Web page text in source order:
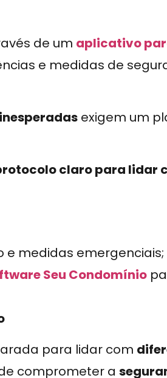
de um aplicativo
e medidas de
exigem um
claro para lidar
medidas emergenciais;
Seu Condomínio
para lidar com
comprometer a